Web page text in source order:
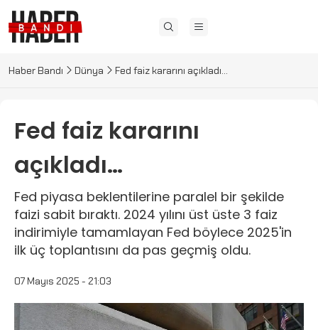
Haber Bandı Dünya Fed faiz kararını açıkladı…
Fed faiz kararını
açıkladı…
Fed piyasa beklentilerine paralel bir şekilde
faizi sabit bıraktı. 2024 yılını üst üste 3 faiz
indirimiyle tamamlayan Fed böylece 2025'in
ilk üç toplantısını da pas geçmiş oldu.
07 Mayıs 2025 - 21:03